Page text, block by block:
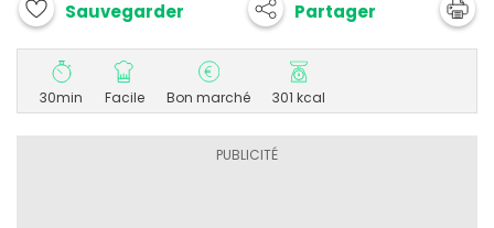
Sauvegarder Partager
30min Facile Bon marché 301 kcal